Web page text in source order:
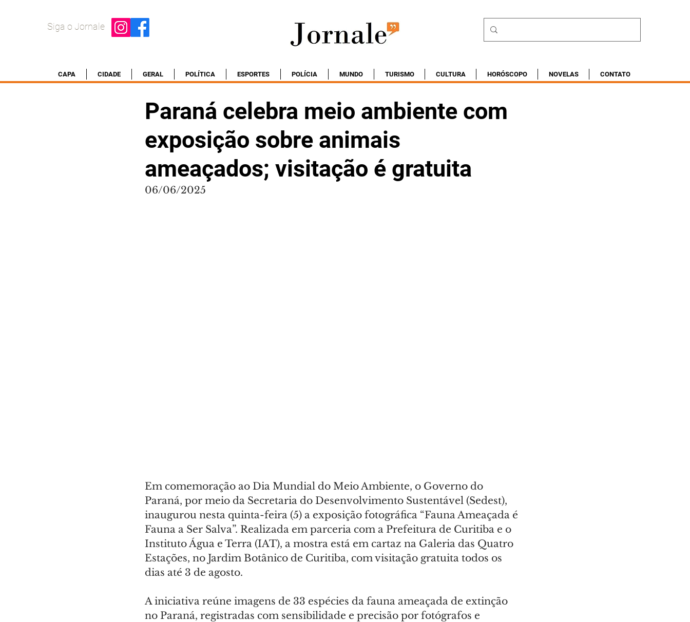
Siga o Jornale
CAPA CIDADE GERAL POLÍTICA ESPORTES POLÍCIA MUNDO TURISMO CULTURA HORÓSCOPO NOVELAS CONTATO
Paraná celebra meio ambiente com
exposição sobre animais
ameaçados; visitação é gratuita
06/06/2025
Em comemoração ao Dia Mundial do Meio Ambiente, o Governo do
Paraná, por meio da Secretaria do Desenvolvimento Sustentável (Sedest),
inaugurou nesta quinta-feira (5) a exposição fotográfica “Fauna Ameaçada é
Fauna a Ser Salva”. Realizada em parceria com a Prefeitura de Curitiba e o
Instituto Água e Terra (IAT), a mostra está em cartaz na Galeria das Quatro
Estações, no Jardim Botânico de Curitiba, com visitação gratuita todos os
dias até 3 de agosto.
A iniciativa reúne imagens de 33 espécies da fauna ameaçada de extinção
no Paraná, registradas com sensibilidade e precisão por fotógrafos e